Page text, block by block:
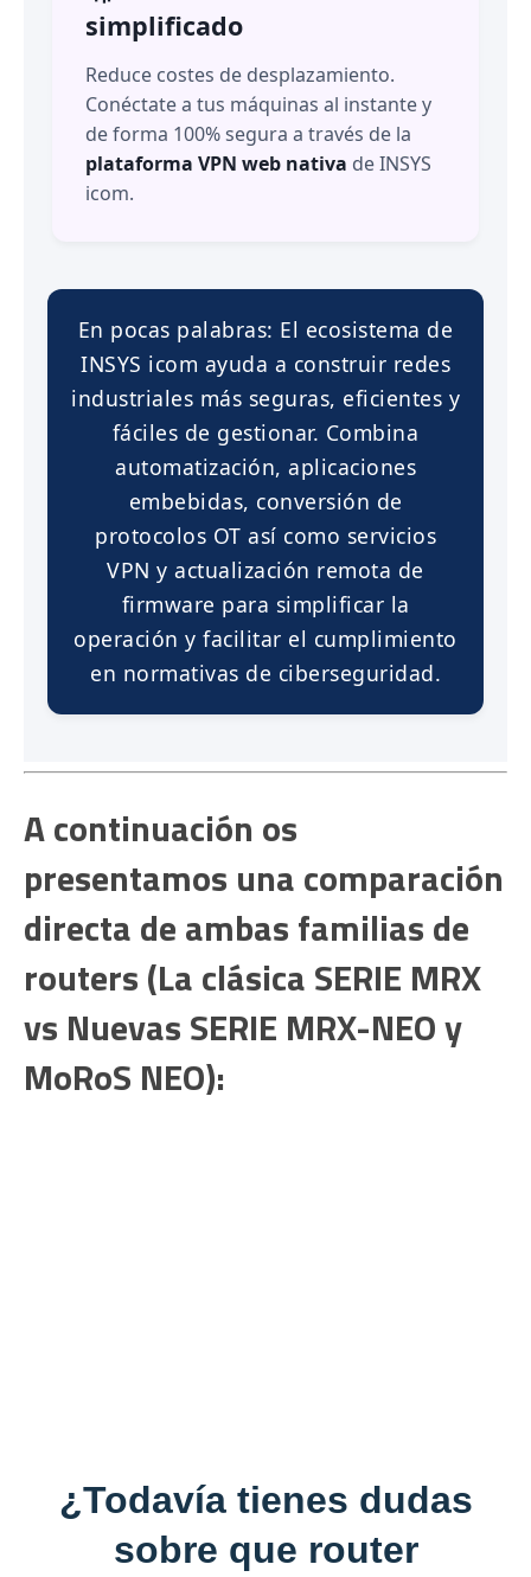
simplificado
Reduce costes de desplazamiento.
Conéctate a tus máquinas al instante y
de forma 100% segura a través de la
plataforma VPN web nativa de INSYS
icom.
En pocas palabras: El ecosistema de
INSYS icom ayuda a construir redes
industriales más seguras, eficientes y
fáciles de gestionar. Combina
automatización, aplicaciones
embebidas, conversión de
protocolos OT así como servicios
VPN y actualización remota de
firmware para simplificar la
operación y facilitar el cumplimiento
en normativas de ciberseguridad.
A continuación os
presentamos una comparación
directa de ambas familias de
routers (La clásica SERIE MRX
vs Nuevas SERIE MRX-NEO y
MoRoS NEO):
¿Todavía tienes dudas
sobre que router